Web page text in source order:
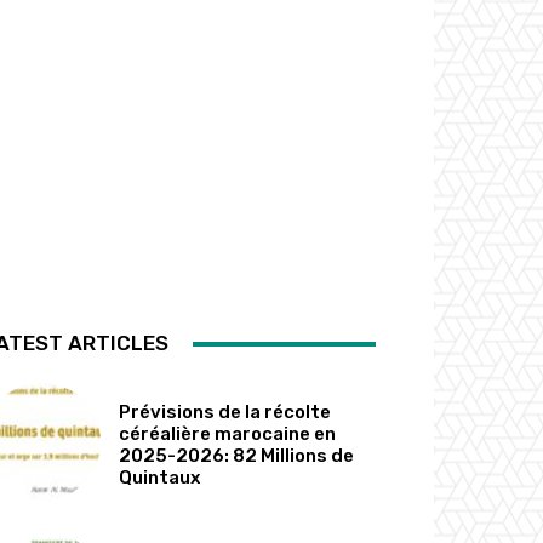
ARTICLES
Prévisions de la récolte
céréalière marocaine en
2025-2026: 82 Millions de
Quintaux